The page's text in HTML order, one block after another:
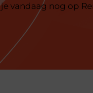
je vandaag nog op